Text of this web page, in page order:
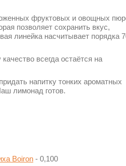
фруктовых и овощных
позволяет сохранить вкус,
линейка насчитывает порядка
всегда остаётся на
напитку тонких ароматных
лимонад готов.
Boiron - 0,100